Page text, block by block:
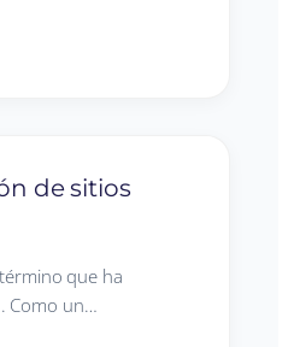
de sitios
que ha
Como un…